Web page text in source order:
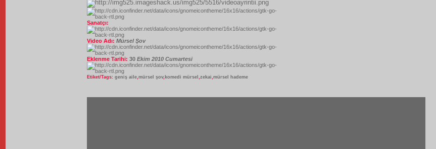
Sanatçı:
Video Adı: Mürsel Şov
Eklenme Tarihi: 30 Ekim 2010 Cumartesi
Etiket/Tags: geniş aile,mürsel şov, komedi mürsel ,zekai,mürsel hademe